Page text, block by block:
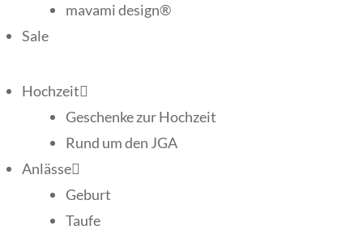
mavami design®
Sale
Hochzeit
Geschenke zur Hochzeit
Rund um den JGA
Anlässe
Geburt
Taufe